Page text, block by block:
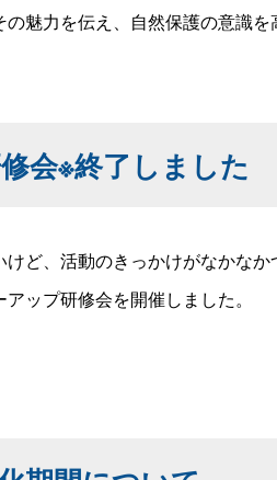
魅力を伝え、自然保護の意識
会※終了しました
ど、活動のきっかけがなかなか
ップ研修会を開催しました。